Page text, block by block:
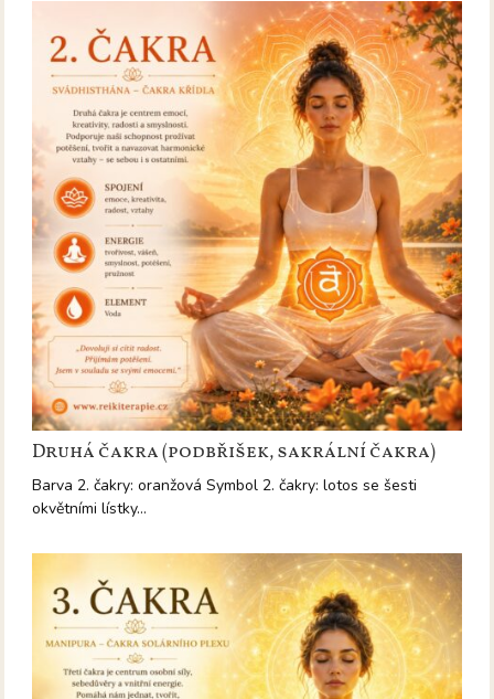
Druhá čakra (podbřišek, sakrální čakra)
Barva 2. čakry: oranžová Symbol 2. čakry: lotos se šesti
okvětními lístky…